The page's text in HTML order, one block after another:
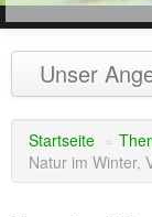
Unser
NATURJAHR
Startseite »
Natur im Winter,